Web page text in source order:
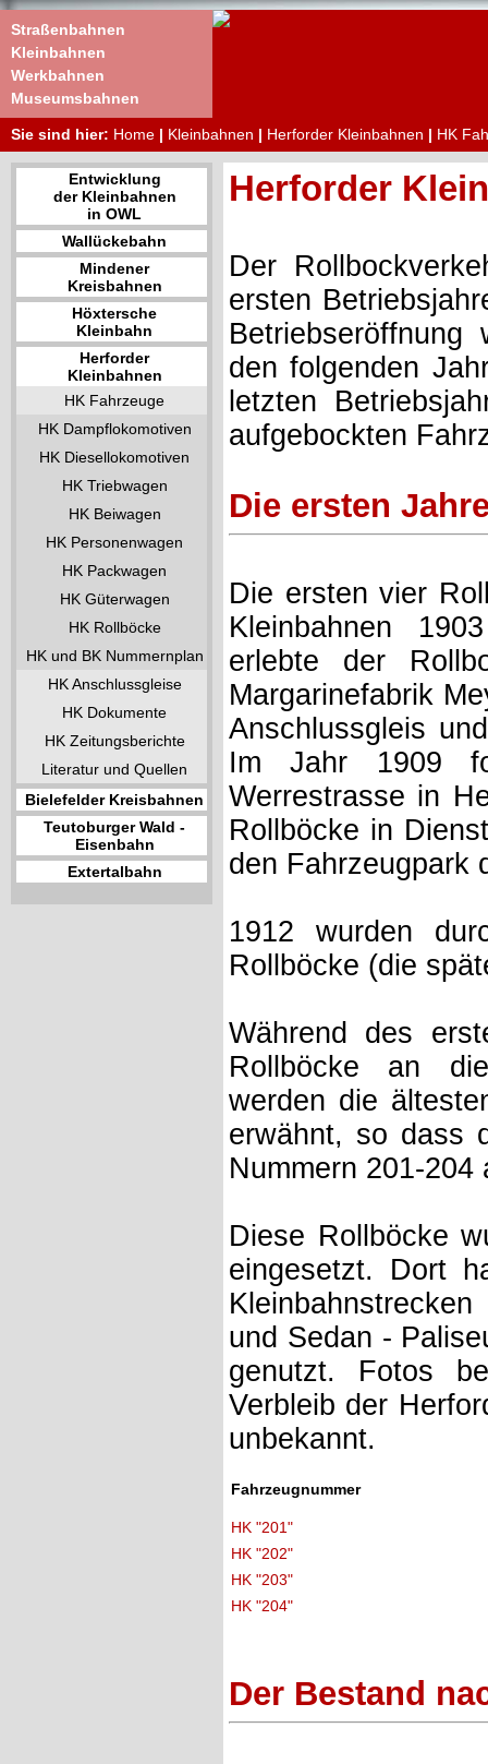
Straßenbahnen
Kleinbahnen
Werkbahnen
Museumsbahnen
Sie sind hier: Home | Kleinbahnen | Herforder Kleinbahnen | HK
Entwicklung
der Kleinbahnen
in OWL
Wallückebahn
Mindener
Kreisbahnen
Höxtersche
Kleinbahn
Herforder
Kleinbahnen
HK Fahrzeuge
HK Dampflokomotiven
HK Diesellokomotiven
HK Triebwagen
HK Beiwagen
HK Personenwagen
HK Packwagen
HK Güterwagen
HK Rollböcke
HK und BK Nummernplan
HK Anschlussgleise
HK Dokumente
HK Zeitungsberichte
Literatur und Quellen
Bielefelder Kreisbahnen
Teutoburger Wald -
Eisenbahn
Extertalbahn
Herforder
Der
ersten
den folgenden
letzten
aufgebockten
Die ersten
Die ersten vier
Kleinbahnen
erlebte der
Margarinefabrik
Anschlussgleis
Im Jahr 1909
Werrestrasse in
Rollböcke in
den Fahrzeugpark
1912 wurden
Rollböcke (die
Während des
Rollböcke an
werden die
erwähnt, so dass
Nummern 201-204
Diese Rollböcke
eingesetzt. Dort
und Sedan -
genutzt. Fotos
Verbleib der
unbekannt.
Fahrzeugnummer
HK "201"
HK "202"
HK "203"
HK "204"
Der Bestand